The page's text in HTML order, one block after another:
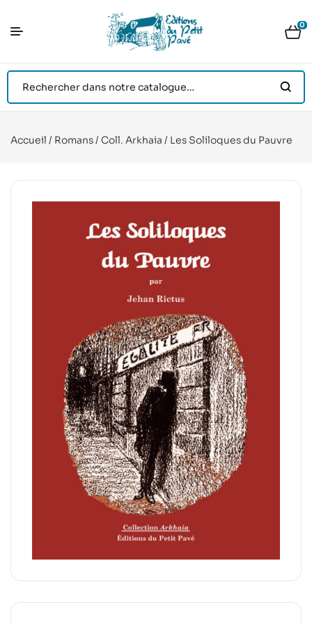
0
Accueil / Romans/ Coll. Arkhaia / Les Soliloques du Pauvre